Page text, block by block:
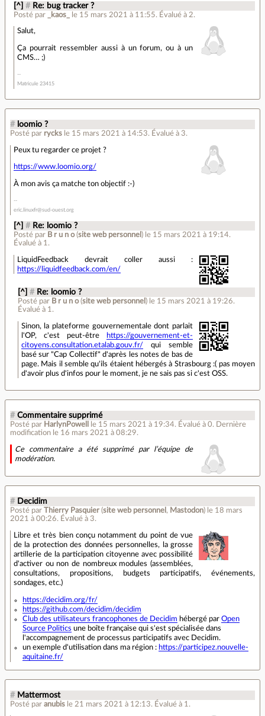
[^] # Re: bug tracker ?
Posté par _kaos_ le 15 mars 2021 à 11:55. Évalué à 2.
Salut,
Ça pourrait ressembler aussi à un forum, ou à un
CMS… ;)
Matricule 23415
# loomio ?
Posté par rycks le 15 mars 2021 à 14:53. Évalué à 3.
Peux tu regarder ce projet ?
https://www.loomio.org/
À mon avis ça matche ton objectif :-)
eric.linuxfr@sud-ouest.org
[^] # Re: loomio ?
Posté par B r u n o(site web personnel ) le 15 mars 2021 à 19:14.
Évalué à 1 .
LiquidFeedback devrait coller aussi :
https://liquidfeedback.com/en/
[^] # Re: loomio ?
Posté par B r u n o(site web personnel ) le 15 mars 2021 à 19:26.
Évalué à 1 .
Sinon, la plateforme gouvernementale dont parlait
l'OP, c'est peut-être
https://gouvernement-et-
citoyens.consultation.etalab.gouv.fr/ qui semble
basé sur "Cap Collectif" d'après les notes de bas de
page. Mais il semble qu'ils étaient hébergés à Strasbourg :( pas moyen
d'avoir plus d'infos pour le moment, je ne sais pas si c'est OSS.
# Commentaire supprimé
Posté par HarlynPowell le 15 mars 2021 à 19:34. Évalué à 0. Dernière
modification le 16 mars 2021 à 08:29.
Ce commentaire a été supprimé par l’équipe de
modération.
# Decidim
Posté par Thierry Pasquier (site web personnel , Mastodon) le 18 mars
2021 à 00:26. Évalué à 3.
Libre et très bien conçu notamment du point de vue
de la protection des données personnelles, la grosse
artillerie de la participation citoyenne avec possibilité
d'activer ou non de nombreux modules (assemblées,
consultations, propositions, budgets participatifs, événements,
sondages, etc.)
https://decidim.org/fr/
https://github.com/decidim/decidim
Club des utilisateurs francophones de Decidim hébergé par Open
Source Politics une boîte française qui s'est spécialisée dans
l'accompagnement de processus participatifs avec Decidim.
un exemple d'utilisation dans ma région : https://participez.nouvelle-
aquitaine.fr/
# Mattermost
Posté par anubis le 21 mars 2021 à 12:13. Évalué à 1 .